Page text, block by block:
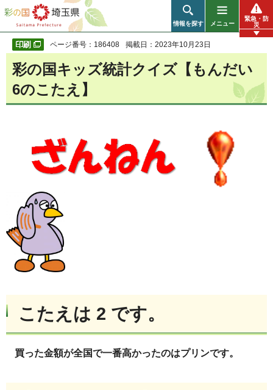
彩の国 埼玉県
情報を探す メニュー
緊急・防
災
ページ番号：186408 掲載日：2023年10月23日
彩の国キッズ統計クイズ【もんだい
6のこたえ】
こたえは 2 です。
買った金額が全国で一番高かったのはプリンです。